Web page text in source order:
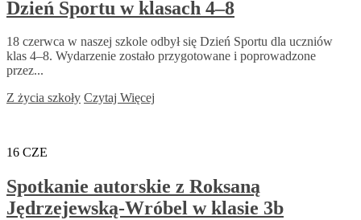
Dzień Sportu w klasach 4–8
18 czerwca w naszej szkole odbył się Dzień Sportu dla uczniów
klas 4–8. Wydarzenie zostało przygotowane i poprowadzone
przez...
Z życia szkoły Czytaj Więcej
16 CZE
Spotkanie autorskie z Roksaną
Jędrzejewską-Wróbel w klasie 3b